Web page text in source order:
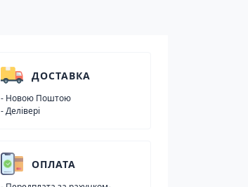
ДОСТАВКА
- Новою Поштою
- Делівері
ОПЛАТА